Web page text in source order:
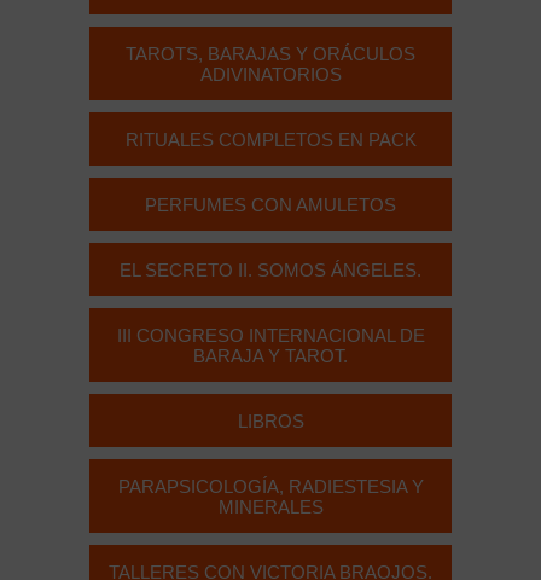
TAROTS, BARAJAS Y ORÁCULOS
ADIVINATORIOS
RITUALES COMPLETOS EN PACK
PERFUMES CON AMULETOS
EL SECRETO II. SOMOS ÁNGELES.
III CONGRESO INTERNACIONAL DE
BARAJA Y TAROT.
LIBROS
PARAPSICOLOGÍA, RADIESTESIA Y
MINERALES
TALLERES CON VICTORIA BRAOJOS.